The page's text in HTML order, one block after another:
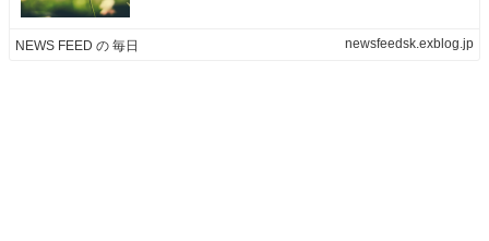
NEWS FEED の 毎日 newsfeedsk.exblog.jp